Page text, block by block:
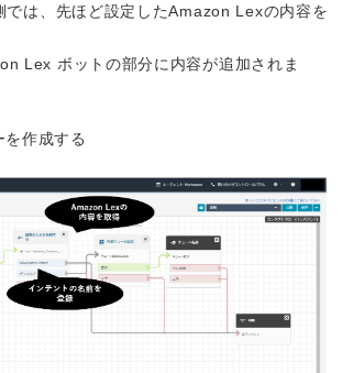
は、先ほど設定したAmazon Lexの内容を
Lex ボットの部分に内容が追加されま
作成する